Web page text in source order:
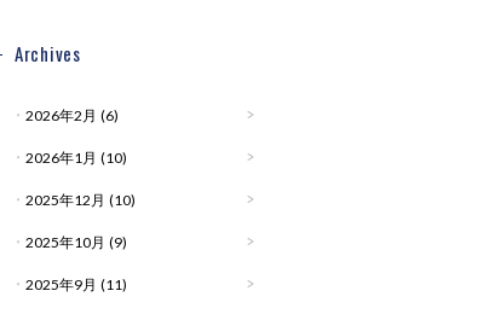
Archives
2026年2月 (6)
2026年1月 (10)
2025年12月 (10)
2025年10月 (9)
2025年9月 (11)